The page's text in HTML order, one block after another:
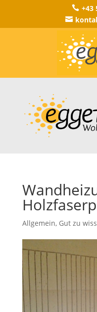
 +43

Allgemein, Gut zu